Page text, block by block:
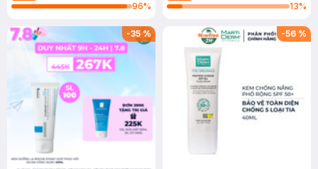
96%
13%
-35% -56 %